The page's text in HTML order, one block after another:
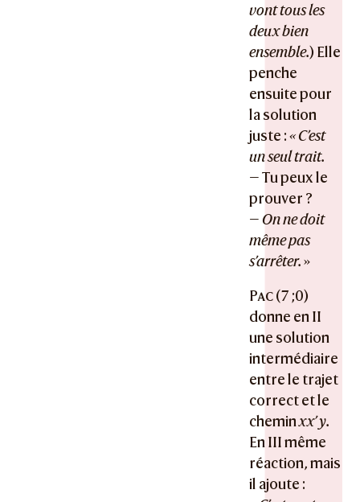
vont tous les
deux bien
ensemble.) Elle
penche
ensuite pour
la solution
juste :« C’est
un seul trait.
— Tu peux le
prouver ?
— On ne doit
même pas
s’arrêter.»
Pac(7 ;0)
donne en II
une solution
intermédiaire
entre le trajet
correct et le
cheminxx’ y.
En III même
réaction, mais
il ajoute :